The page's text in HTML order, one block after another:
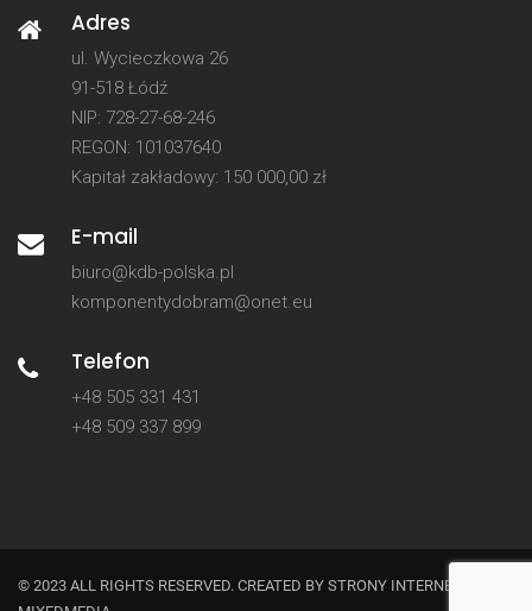
Adres
ul. Wycieczkowa 26
91-518 Łódź
NIP: 728-27-68-246
REGON: 101037640
Kapitał zakładowy: 150 000,00 zł
E-mail
biuro@kdb-polska.pl
komponentydobram@onet.eu
Telefon
+48 505 331 431
+48 509 337 899
© 2023 ALL RIGHTS RESERVED. CREATED BY STRONY INTERNETOWE